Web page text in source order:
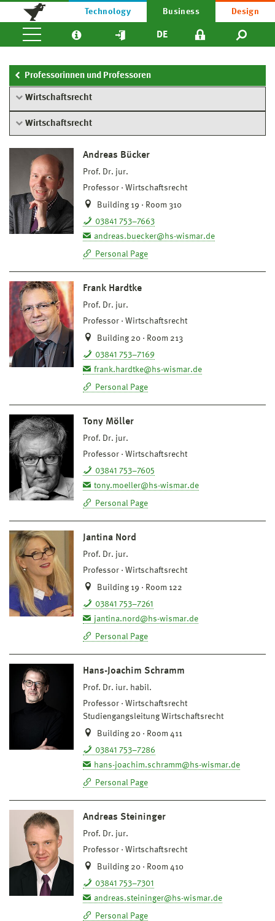
Technology Business Design
DE
Professorinnen und Professoren
Wirtschaftsrecht
Wirtschaftsrecht
Andreas Bücker
Prof. Dr. jur.
Professor
Wirtschaftsrecht
Building 19 · Room 310
03841 753–7663
andreas.buecker@hs-wismar.de
Personal Page
Frank Hardtke
Prof. Dr. jur.
Professor
Wirtschaftsrecht
Building 20 · Room 213
03841 753–7169
frank.hardtke@hs-wismar.de
Personal Page
Tony Möller
Prof. Dr. jur.
Professor
Wirtschaftsrecht
03841 753–7605
tony.moeller@hs-wismar.de
Personal Page
Jantina Nord
Prof. Dr. jur.
Professor
Wirtschaftsrecht
Building 19 · Room 122
03841 753–7261
jantina.nord@hs-wismar.de
Personal Page
Hans-Joachim Schramm
Prof. Dr. iur. habil.
Professor
Wirtschaftsrecht
Studiengangsleitung Wirtschaftsrecht
Building 20 · Room 411
03841 753–7286
hans-joachim.schramm@hs-wismar.de
Personal Page
Andreas Steininger
Prof. Dr. jur.
Professor
Wirtschaftsrecht
Building 20 · Room 410
03841 753–7301
andreas.steininger@hs-wismar.de
Personal Page